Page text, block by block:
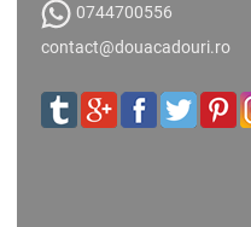
0744700556
contact@douacadouri.ro